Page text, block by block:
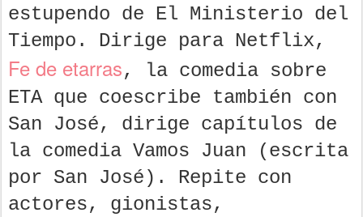
estupendo de El Ministerio del
Tiempo. Dirige para Netflix,
Fe de etarras, la comedia sobre
ETA que coescribe también con
San José, dirige capítulos de
la comedia Vamos Juan (escrita
por San José). Repite con
actores, gionistas,